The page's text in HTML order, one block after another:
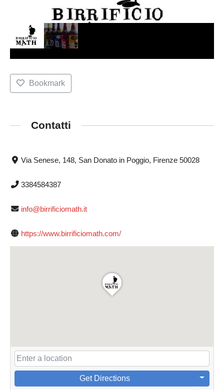
Bookmark
Contatti
Via Senese, 148, San Donato in Poggio, Firenze 50028
3384584387
info@birrificiomath.it
https://www.birrificiomath.com/
Get Directions